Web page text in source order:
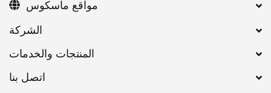
اتصل بنا
مواقع ماسكوس